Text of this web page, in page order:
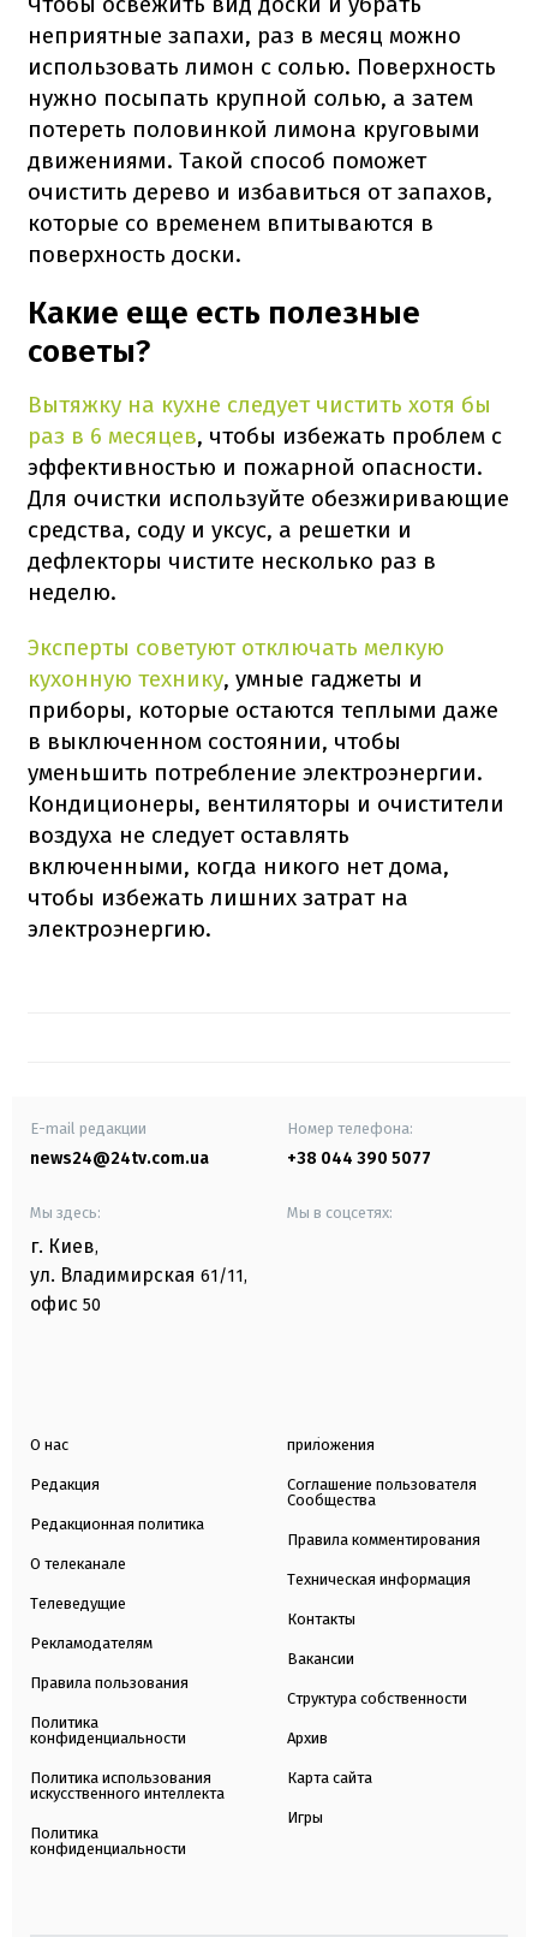
неприятные запахи, раз в месяц можно
использовать лимон с солью. Поверхность
нужно посыпать крупной солью, а затем
потереть половинкой лимона круговыми
движениями. Такой способ поможет
очистить дерево и избавиться от запахов,
которые со временем впитываются в
поверхность доски.
Какие еще есть полезные
советы?
Вытяжку на кухне следует чистить хотя бы
раз в 6 месяцев, чтобы избежать проблем с
эффективностью и пожарной опасности.
Для очистки используйте обезжиривающие
средства, соду и уксус, а решетки и
дефлекторы чистите несколько раз в
неделю.
Эксперты советуют отключать мелкую
кухонную технику, умные гаджеты и
приборы, которые остаются теплыми даже
в выключенном состоянии, чтобы
уменьшить потребление электроэнергии.
Кондиционеры, вентиляторы и очистители
воздуха не следует оставлять
включенными, когда никого нет дома,
чтобы избежать лишних затрат на
электроэнергию.
E-mail редакции
news24@24tv.com.ua
Номер телефона:
+38 044 390 5077
Мы здесь:
г. Киев,
ул. Владимирская 61/11,
офис 50
Мы в соцсетях:
О нас
Редакция
Редакционная политика
О телеканале
Телеведущие
Рекламодателям
Правила пользования
Политика
конфиденциальности
Политика использования
искусственного интеллекта
Политика
конфиденциальности
приложения
Соглашение пользователя
Сообщества
Правила комментирования
Техническая информация
Контакты
Вакансии
Структура собственности
Архив
Карта сайта
Игры